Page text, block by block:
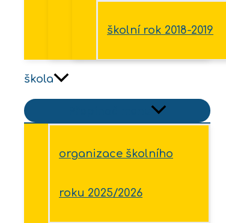
školní rok 2018-2019
škola
organizace školního
roku 2025/2026